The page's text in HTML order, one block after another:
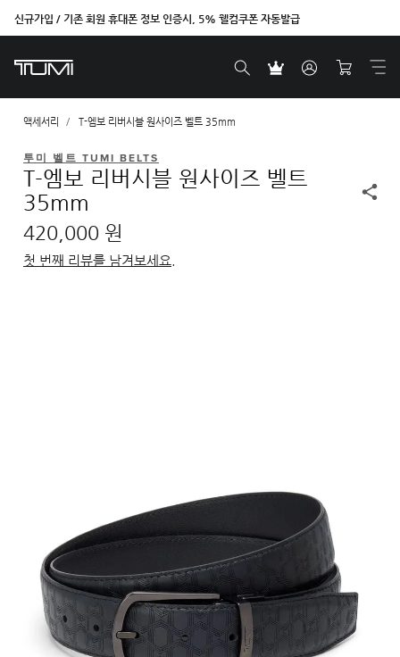
신규가입 / 기존 회원 휴대폰 정보 인증시, 5% 웰컴쿠폰 자동발급
액세서리 T-엠보 리버시블 원사이즈 벨트 35mm
투미 벨트 TUMI BELTS
T-엠보 리버시블 원사이즈 벨트
35mm
420,000 원
첫 번째 리뷰를 남겨보세요.